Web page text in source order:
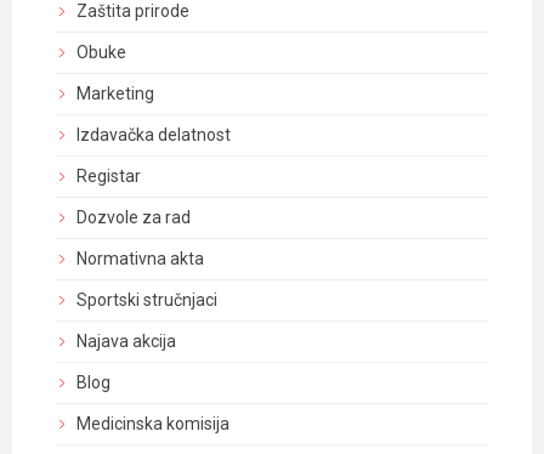
Zaštita prirode
Obuke
Marketing
Izdavačka delatnost
Registar
Dozvole za rad
Normativna akta
Sportski stručnjaci
Najava akcija
Blog
Medicinska komisija